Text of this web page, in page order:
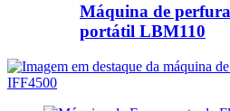
Máquina de
portátil LBM110